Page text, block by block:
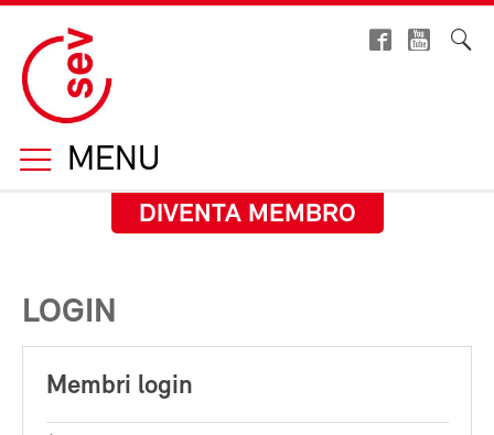
MENU
DIVENTA MEMBRO
LOGIN
Membri login